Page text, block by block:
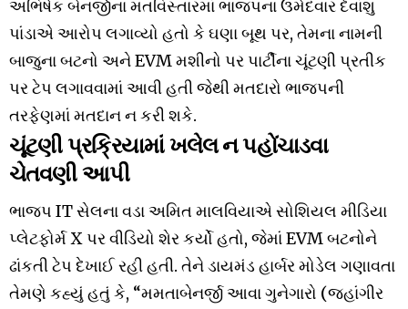
અભિષેક બેનર્જીનામતવિસ્તારમાંભાજપનાઉમેદવારદેવાંશુ
પાંડાએઆરોપ લગાવ્યો હતો કે ઘણાબૂથ પર, તેમનાનામની
બાજુનાબટનો અનેEVMમશીનો પરપાર્ટીનાચૂંટણીપ્રતીક
પરટેપ લગાવવામાંઆવીહતીજેથીમતદારો ભાજપની
તરફેણમાંમતદાનનકરીશકે.
ચૂંટણીપ્રક્રિયામાંખલેલનપહોંચાડવા
ચેતવણીઆપી
ભાજપ ITસેલનાવડાઅમિતમાલવિયાએસોશિયલ મીડિયા
પ્લેટફોર્મXપરવીડિયો શેરકર્યોહતો, જેમાં EVMબટનોને
ઢાંકતીટેપ દેખાઈરહીહતી. તેનેડાયમંડહાર્બરમોડેલ ગણાવતા
તેમણે કહ્યું હતુંકે, “મમતાબેનર્જીઆવાગુનેગારો (જહાંગીર